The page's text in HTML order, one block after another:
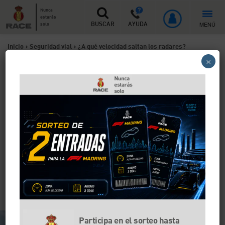
Nunca
estarás
solo
BUSCAR AYUDA MENÚ
Inicio > Seguridad vial > ¿A qué velocidad saltan los radares?
Ibas un poco más rápido de lo que marcaba la señal y
justo pasaste por delante de un radar. ¿Te llegará una
multa? Todo depende de la velocidad a la que fueses,
porque los radares tienen un margen de error que
debes tener en cuenta. Por ejemplo, si vas a más de
120 km/h sólo te llegará la multa a casa si circulabas
a más de 131 km/h.
Participa en el sorteo hasta
×